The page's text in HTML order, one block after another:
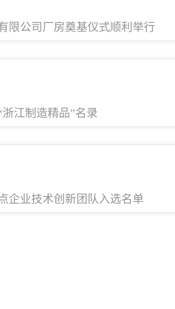
限公司厂房奠基仪式顺利举行
江制造精品”名录
企业技术创新团队入选名单